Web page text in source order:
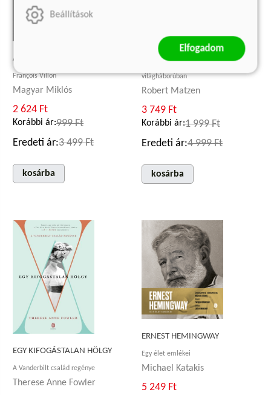
AZ AKASZTÓFA ÁRNYÉKÁBAN
François Villon
Magyar Miklós
2 624 Ft
Korábbi ár:999 Ft
Eredeti ár:3 499 Ft
kosárba
A HOLLAND LÁNY
világháborúban
Robert Matzen
3 749 Ft
Korábbi ár:1 999 Ft
Eredeti ár:4 999 Ft
kosárba
EGY KIFOGÁSTALAN HÖLGY
A Vanderbilt család regénye
Therese Anne Fowler
ERNEST HEMINGWAY
Egy élet emlékei
Michael Katakis
5 249 Ft
Beállítások
Elfogadom